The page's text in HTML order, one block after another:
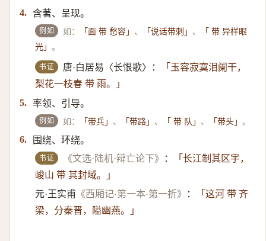
4. 含著、呈现。
例如 如： 「面 带 愁容」 、 「说话带刺」 、
「 带 异样眼
光」 。
书证 唐·白居易〈长恨歌〉：
「玉容寂寞泪阑干，
梨花一枝春 带 雨。」
5. 率领、引导。
例如 如： 「带兵」 、 「带路」 、 「 带 队」 、 「带头」。
6. 围绕、环绕。
书证 《文选·陆机·辩亡论下》 ：
「长江制其区宇，
峻山 带 其封域。」
元·王实甫 《西厢记·第一本·第一折》 ：
「这河 带 齐
梁，分秦晋，隘幽燕。」